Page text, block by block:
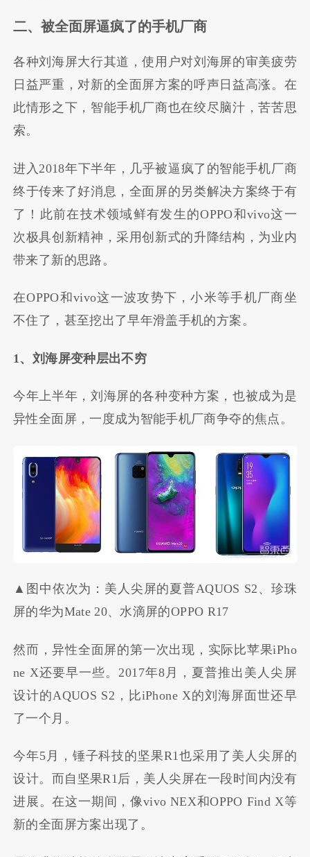
二、被全面屏逼疯了的手机厂商
各种刘海屏大行其道，使用户对刘海屏的审美疲劳
日益严重，对新的全面屏方案的呼声日益高涨。在
此情形之下，智能手机厂商也在绞尽脑汁，苦苦思
索。
进入2018年下半年，几乎被逼疯了的智能手机厂商
终于传来了好消息，全面屏的另类解决方案终于有
了！此前在技术领域鲜有发生的OPPO和vivo这一
次极具创新精神，采用创新式的升降结构，为业内
带来了新的思路。
在OPPO和vivo这一波攻势下，小米等手机厂商坐
不住了，甚至挖出了早年滑盖手机的方案。
1、刘海屏变种层出不穷
今年上半年，刘海屏的各种变种方案，也被成为是
异性全面屏，一度成为智能手机厂商争夺的焦点。
▲图中依次为：美人尖屏的夏普AQUOS S2、珍珠
屏的华为Mate 20、水滴屏的OPPO R17
然而，异性全面屏的第一次出现，实际比苹果iPho
ne X还要早一些。2017年8月，夏普推出美人尖屏
设计的AQUOS S2，比iPhone X的刘海屏面世还早
了一个月。
今年5月，锤子科技的坚果R1也采用了美人尖屏的
设计。而自坚果R1后，美人尖屏在一段时间内没有
进展。在这一期间，像vivo NEX和OPPO Find X等
新的全面屏方案出现了。